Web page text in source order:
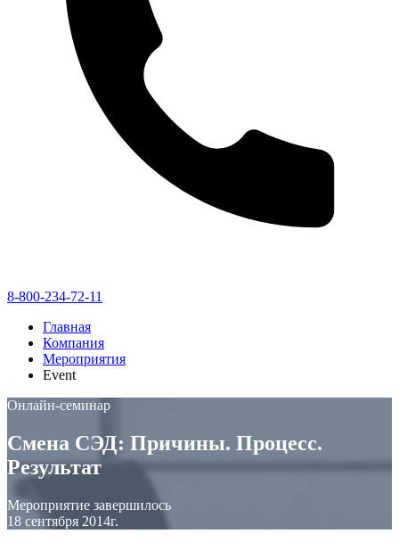
8-800-234-72-11
Главная
Компания
Мероприятия
Event
Онлайн-семинар
Смена СЭД: Причины. Процесс.
Результат
Мероприятие завершилось
18 сентября 2014г.